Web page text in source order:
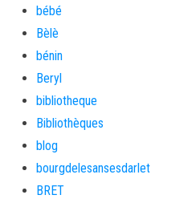
bébé
Bèlè
bénin
Beryl
bibliotheque
Bibliothèques
blog
bourgdelesansesdarlet
BRET